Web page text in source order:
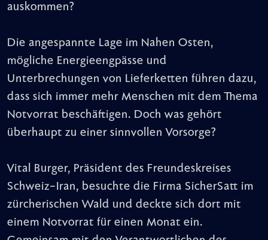
auskommen?
Die angespannte Lage im Nahen Osten,
mögliche Energieengpässe und
Unterbrechungen von Lieferketten führen dazu,
dass sich immer mehr Menschen mit dem Thema
Notvorrat beschäftigen. Doch was gehört
überhaupt zu einer sinnvollen Vorsorge?
Vital Burger, Präsident des Freundeskreises
Schweiz–Iran, besuchte die Firma SicherSatt im
zürcherischen Wald und deckte sich dort mit
einem Notvorrat für einen Monat ein.